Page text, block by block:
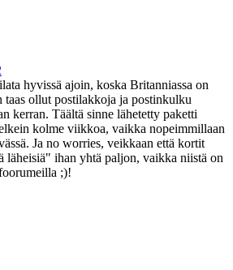
hyvissä ajoin, koska Britanniassa on
taas ollut postilakkoja ja postinkulku
kerran. Täältä sinne lähetetty paketti
kolme viikkoa, vaikka nopeimmillaan
Ja no worries, veikkaan että kortit
läheisiä" ihan yhtä paljon, vaikka niistä on
;)!